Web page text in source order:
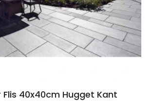
40x40cm Hugget Kant